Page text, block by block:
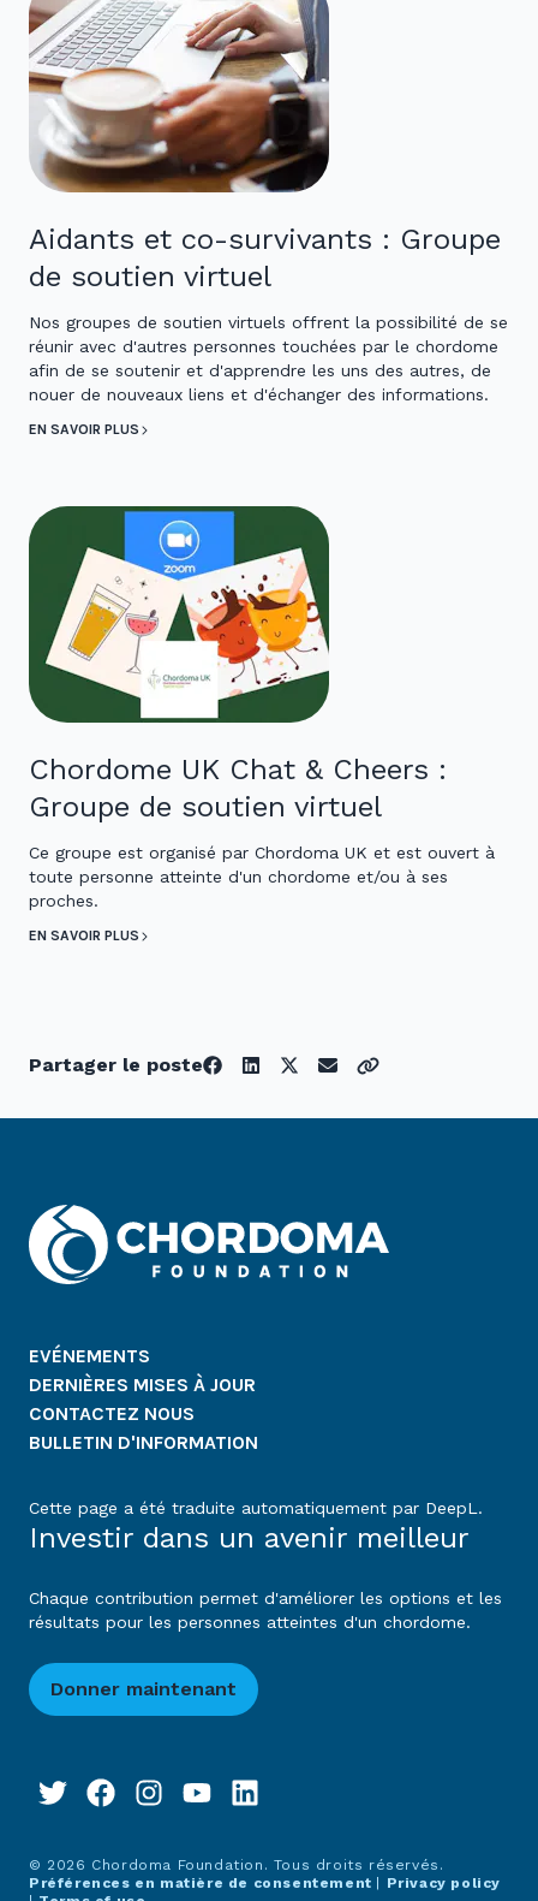
Aidants et co-survivants : Groupe
de soutien virtuel
Nos groupes de soutien virtuels offrent la possibilité de se
réunir avec d'autres personnes touchées par le chordome
afin de se soutenir et d'apprendre les uns des autres, de
nouer de nouveaux liens et d'échanger des informations.
EN SAVOIR PLUS
Chordome UK Chat & Cheers :
Groupe de soutien virtuel
Ce groupe est organisé par Chordoma UK et est ouvert à
toute personne atteinte d'un chordome et/ou à ses
proches.
EN SAVOIR PLUS
Partager le poste
EVÉNEMENTS
DERNIÈRES MISES À JOUR
CONTACTEZ NOUS
BULLETIN D'INFORMATION
Cette page a été traduite automatiquement par DeepL.
Investir dans un avenir meilleur
Chaque contribution permet d'améliorer les options et les
résultats pour les personnes atteintes d'un chordome.
Donner maintenant
© 2026 Chordoma Foundation. Tous droits réservés.
Préférences en matière de consentement
Privacy policy